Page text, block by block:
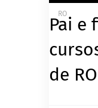
RO
Pai e
de RO